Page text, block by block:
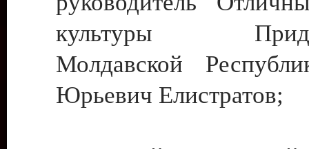
культуры
Молдавской
Юрьевич Елистратов;